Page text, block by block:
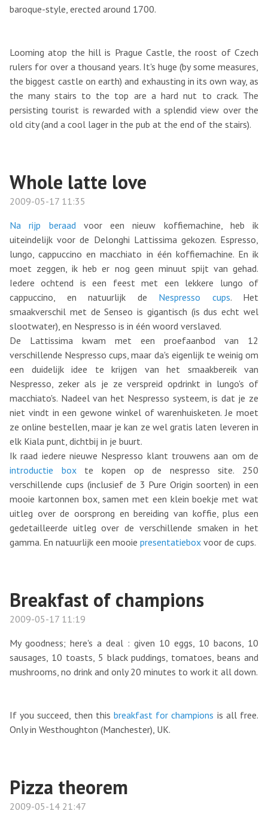
baroque-style, erected around 1700.
Looming atop the hill is Prague Castle, the roost of Czech
rulers for over a thousand years. It's huge (by some measures,
the biggest castle on earth) and exhausting in its own way, as
the many stairs to the top are a hard nut to crack. The
persisting tourist is rewarded with a splendid view over the
old city (and a cool lager in the pub at the end of the stairs).
Whole latte love
2009-05-17 11:35
Na rijp beraadvoor een nieuw koffiemachine, heb ik
uiteindelijk voor de Delonghi Lattissima gekozen. Espresso,
lungo, cappuccino en macchiato in één koffiemachine. En ik
moet zeggen, ik heb er nog geen minuut spijt van gehad.
Iedere ochtend is een feest met een lekkere lungo of
cappuccino, en natuurlijk de Nespresso cups. Het
smaakverschil met de Senseo is gigantisch (is dus echt wel
slootwater), en Nespresso is in één woord verslaved.
De Lattissima kwam met een proefaanbod van 12
verschillende Nespresso cups, maar da's eigenlijk te weinig om
een duidelijk idee te krijgen van het smaakbereik van
Nespresso, zeker als je ze verspreid opdrinkt in lungo's of
macchiato's. Nadeel van het Nespresso systeem, is dat je ze
niet vindt in een gewone winkel of warenhuisketen. Je moet
ze online bestellen, maar je kan ze wel gratis laten leveren in
elk Kiala punt, dichtbij in je buurt.
Ik raad iedere nieuwe Nespresso klant trouwens aan om de
introductie boxte kopen op de nespresso site. 250
verschillende cups (inclusief de 3 Pure Origin soorten) in een
mooie kartonnen box, samen met een klein boekje met wat
uitleg over de oorsprong en bereiding van koffie, plus een
gedetailleerde uitleg over de verschillende smaken in het
gamma. En natuurlijk een mooie presentatiebox voor de cups.
Breakfast of champions
2009-05-17 11:19
My goodness; here's a deal : given 10 eggs, 10 bacons, 10
sausages, 10 toasts, 5 black puddings, tomatoes, beans and
mushrooms, no drink and only 20 minutes to work it all down.
If you succeed, then this breakfast for champions is all free.
Only in Westhoughton (Manchester), UK.
Pizza theorem
2009-05-14 21:47